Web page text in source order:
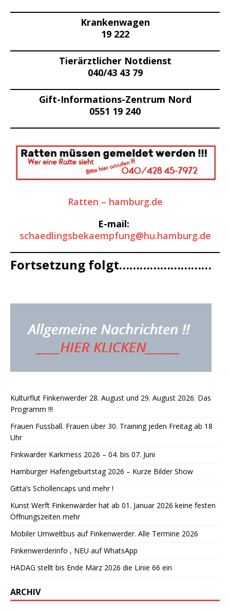
Krankenwagen
19 222
Tierärztlicher Notdienst
040/43 43 79
Gift-Informations-Zentrum Nord
0551 19 240
Ratten – hamburg.de
E-mail:
schaedlingsbekaempfung@hu.hamburg.de
Fortsetzung folgt………………………
Kulturflut Finkenwerder 28. August und 29. August 2026. Das
Programm !!!
Frauen Fussball. Frauen über 30. Training jeden Freitag ab 18
Uhr
Finkwarder Karkmess 2026 – 04. bis 07. Juni
Hamburger Hafengeburtstag 2026 – Kurze Bilder Show
Gitta’s Schollencaps und mehr !
Kunst Werft Finkenwärder hat ab 01. Januar 2026 keine festen
Öffnungszeiten mehr
Mobiler Umweltbus auf Finkenwerder. Alle Termine 2026
Finkenwerderinfo , NEU auf WhatsApp
HADAG stellt bis Ende März 2026 die Linie 66 ein
ARCHIV